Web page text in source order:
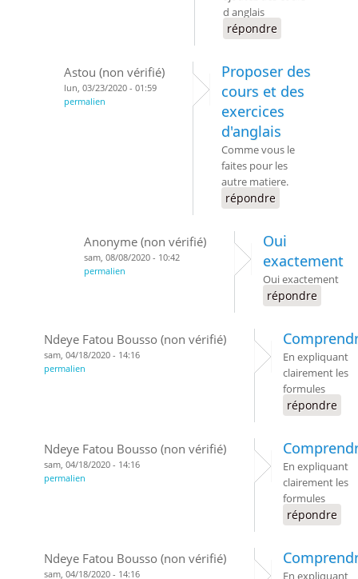
d anglais
répondre
Astou (non vérifié)
lun, 03/23/2020 - 01:59
permalien
Proposer des
cours et des
exercices
d'anglais
Comme vous le
faites pour les
autre matiere.
répondre
Anonyme (non vérifié)
sam, 08/08/2020 - 10:42
permalien
Oui
exactement
Oui exactement
répondre
Ndeye Fatou Bousso (non vérifié)
sam, 04/18/2020 - 14:16
permalien
En expliquant
clairement les
formules
répondre
Ndeye Fatou Bousso (non vérifié)
sam, 04/18/2020 - 14:16
permalien
En expliquant
clairement les
formules
répondre
Ndeye Fatou Bousso (non vérifié)
sam, 04/18/2020 - 14:16
En expliquant